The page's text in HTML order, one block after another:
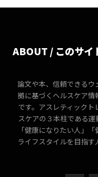
ABOUT / このサイ
論文や本、信頼できる
拠に基づくヘルスケア
です。アスレティック
スケアの３本柱である運
「健康になりたい人」
ライフスタイルを目指